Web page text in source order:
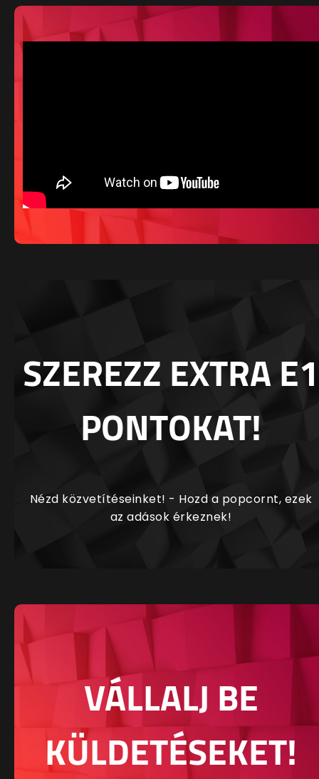
SZEREZZ EXTRA E1
PONTOKAT!
Nézd közvetítéseinket! - Hozd a popcornt, ezek
az adások érkeznek!
VÁLLALJ BE
KÜLDETÉSEKET!